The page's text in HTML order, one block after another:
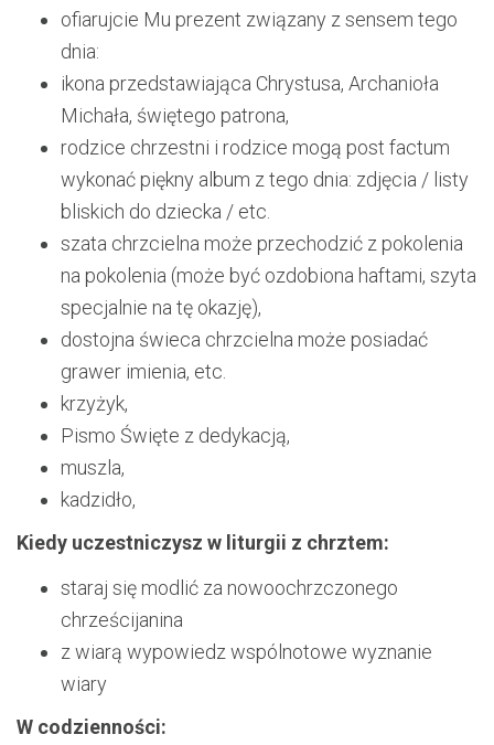
ofiarujcie Mu prezent związany z sensem tego
dnia:
ikona przedstawiająca Chrystusa, Archanioła
Michała, świętego patrona,
rodzice chrzestni i rodzice mogą post factum
wykonać piękny album z tego dnia: zdjęcia / listy
bliskich do dziecka / etc.
szata chrzcielna może przechodzić z pokolenia
na pokolenia (może być ozdobiona haftami, szyta
specjalnie na tę okazję),
dostojna świeca chrzcielna może posiadać
grawer imienia, etc.
krzyżyk,
Pismo Święte z dedykacją,
muszla,
kadzidło,
Kiedy uczestniczysz w liturgii z chrztem:
staraj się modlić za nowoochrzczonego
chrześcijanina
z wiarą wypowiedz wspólnotowe wyznanie
wiary
W codzienności: